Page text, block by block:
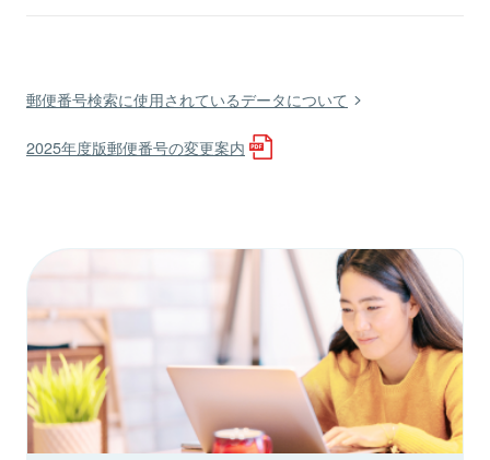
郵便番号検索に使用されているデータについて
2025年度版郵便番号の変更案内